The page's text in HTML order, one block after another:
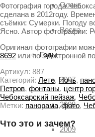
Осень
Весна
Годы
2007
2008
2009
Фотография города
сделана в 2012году.
съёмки: Сумерки. Погоду
Ясно. Автор фотографии:
Оригинал фотографии
8692 или по электронной
Артикул: 887
Категорий: Лето, Ночь,
Петров, фонтаны, центр
Чебоксарский пейзаж,
Метки: панорама,фото,
Что это и зачем?